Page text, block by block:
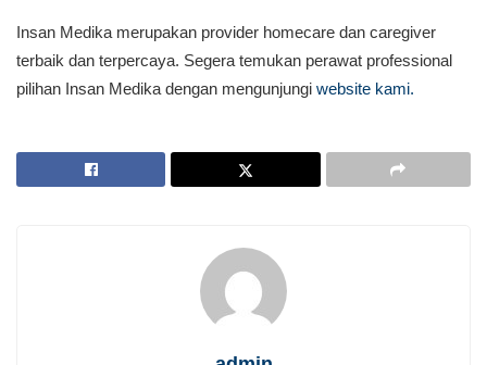
Insan Medika merupakan provider homecare dan caregiver
terbaik dan terpercaya. Segera temukan perawat professional
pilihan Insan Medika dengan mengunjungi website kami.